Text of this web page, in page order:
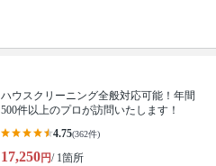
ハウスクリーニング全般対応可能！年間
500件以上のプロが訪問いたします！
4.75(362件)
17,250円/ 1箇所